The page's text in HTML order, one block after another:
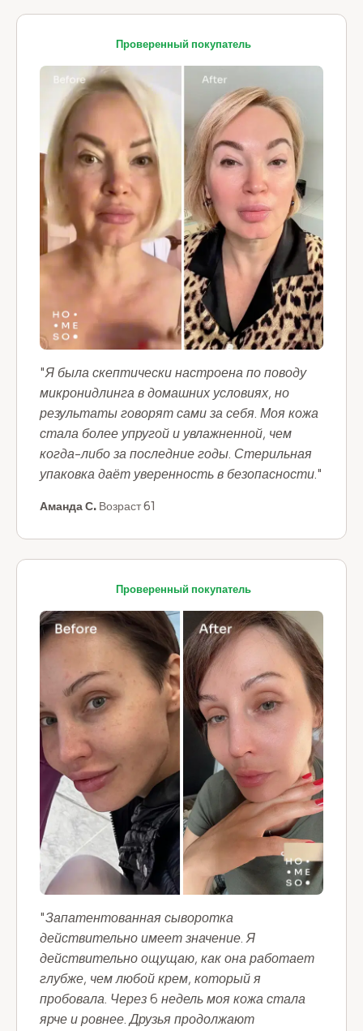
Проверенный покупатель
"Я была скептически настроена по поводу
микронидлинга в домашних условиях, но
результаты говорят сами за себя. Моя кожа
стала более упругой и увлажненной, чем
когда-либо за последние годы. Стерильная
упаковка даёт уверенность в безопасности."
Аманда С. Возраст 61
Проверенный покупатель
"Запатентованная сыворотка
действительно имеет значение. Я
действительно ощущаю, как она работает
глубже, чем любой крем, который я
пробовала. Через 6 недель моя кожа стала
ярче и ровнее. Друзья продолжают